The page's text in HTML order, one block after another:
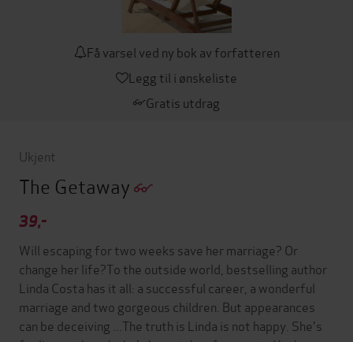
Få varsel ved ny bok av forfatteren
Legg til i ønskeliste
Gratis utdrag
Ukjent
The Getaway
39,-
Will escaping for two weeks save her marriage? Or
change her life?To the outside world, bestselling author
Linda Costa has it all: a successful career, a wonderful
marriage and two gorgeous children. But appearances
can be deceiving ...The truth is Linda is not happy. She's